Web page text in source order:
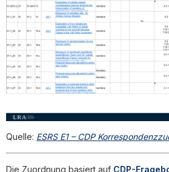
Quelle: ESRS E1 – CDP
Die Zuordnung basiert auf CDP-